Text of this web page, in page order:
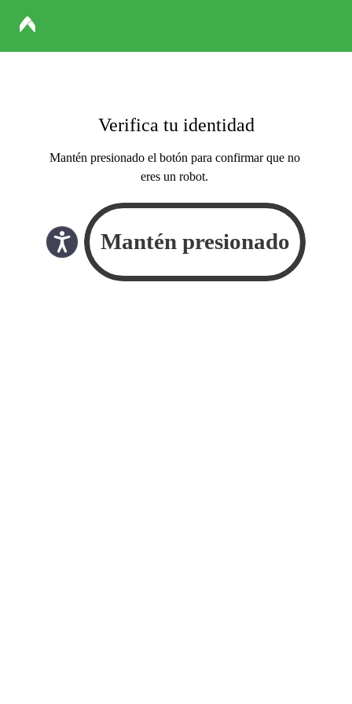
Verifica tu identidad
Mantén presionado el botón para confirmar que no
eres un robot.